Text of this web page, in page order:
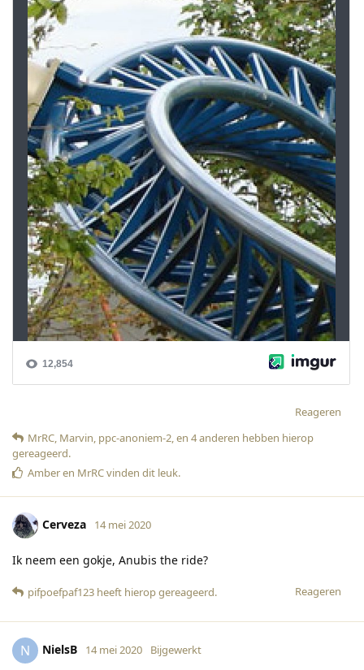
Reageren
MrRC, Marvin, ppc-anoniem-2, en 4anderen hebben hierop
gereageerd.
Amberen MrRCvinden dit leuk.
Cerveza 14 mei 2020
Ik neem een gokje, Anubis the ride?
Reageren
pifpoefpaf123 heeft hierop gereageerd.
N NielsB 14 mei 2020 Bijgewerkt